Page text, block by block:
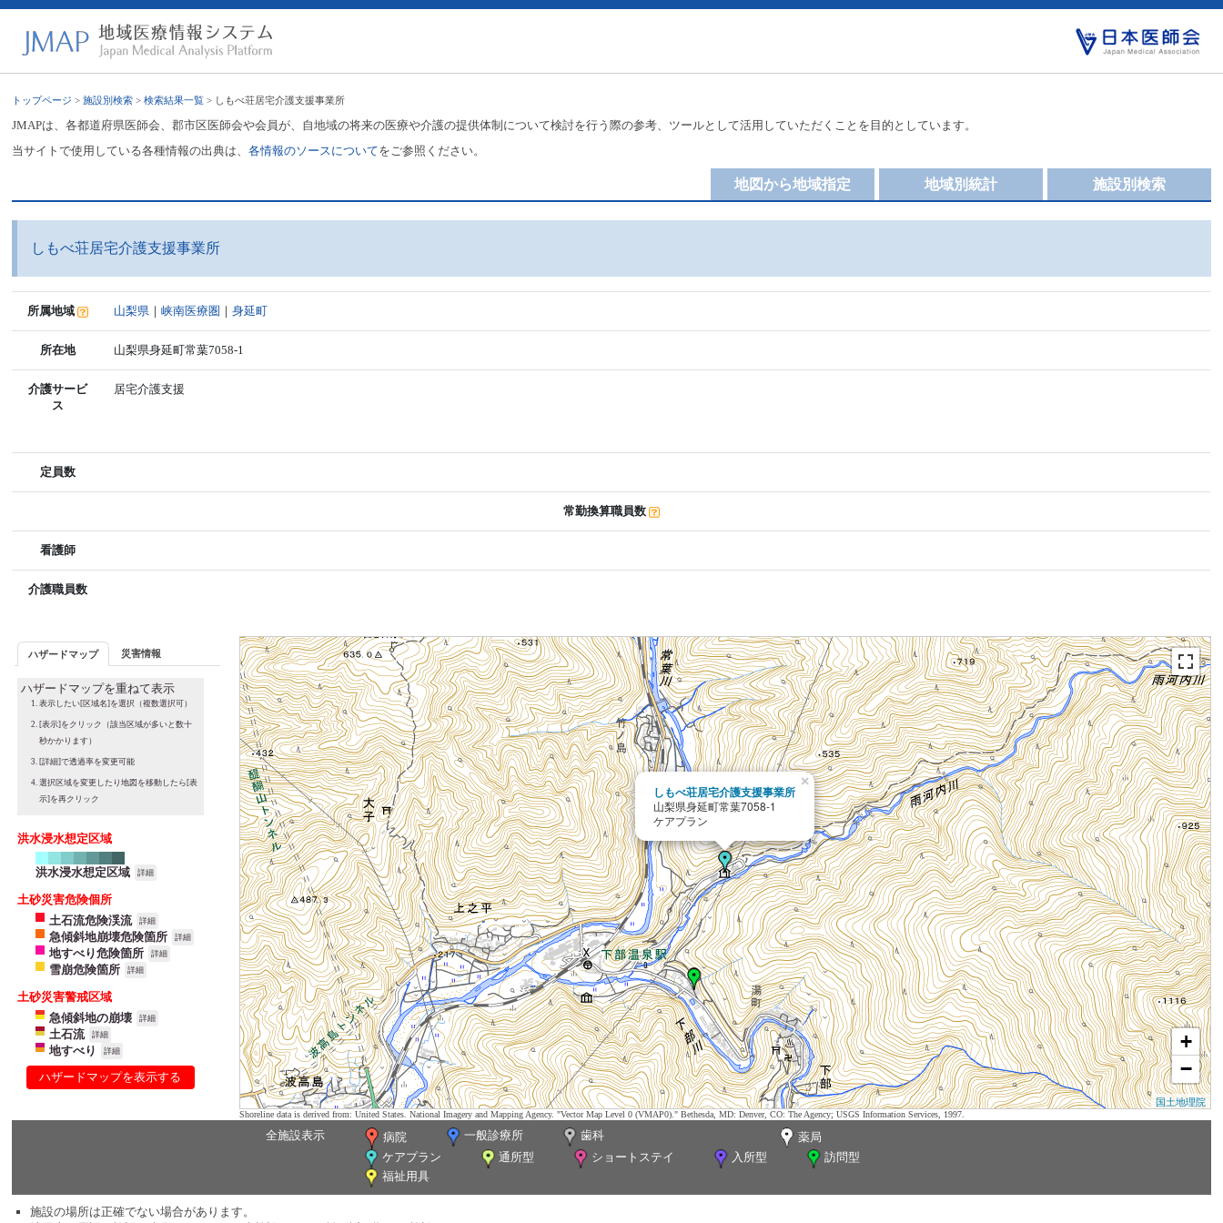
トップページ >施設別検索 >検索結果一覧 > しもべ荘居宅介護支援事業所
JMAPは、各都道府県医師会、郡市区医師会や会員が、自地域の将来の医療や介護の提供体制について検討を行う際の参考、ツールとして活用していただくことを目的としています。
当サイトで使用している各種情報の出典は、各情報のソースについてをご参照ください。
施設別検索
地域別統計
地図から地域指定
しもべ荘居宅介護支援事業所
所属地域 山梨県 ｜峡南医療圏 ｜身延町
所在地 山梨県身延町常葉7058-1
介護サービ
ス
居宅介護支援
定員数
常勤換算職員数
看護師
介護職員数
ハザードマップ 災害情報
ハザードマップを重ねて表示
表示したい[区域名]を選択（複数選択可）
[表示]をクリック（該当区域が多いと数十
秒かかります）
[詳細]で透過率を変更可能
選択区域を変更したり地図を移動したら[表
示]を再クリック
洪水浸水想定区域
洪水浸水想定区域 詳細
土砂災害危険個所
土石流危険渓流
詳細
急傾斜地崩壊危険箇所 詳細
地すべり危険箇所 詳細
雪崩危険箇所 詳細
土砂災害警戒区域
急傾斜地の崩壊
詳細
土石流 詳細
地すべり 詳細
ハザードマップを表示する
しもべ荘居宅介護支援事業所
山梨県身延町常葉7058-1
ケアプラン
×
+
−
国土地理院
Shoreline data is derived from: United States. National Imagery and Mapping Agency. "Vector Map Level 0 (VMAP0)." Bethesda, MD: Denver, CO: The Agency; USGS Information Services, 1997.
全施設表示 病院 一般診療所 歯科
薬局
ケアプラン
通所型 ショートステイ 入所型
訪問型
福祉用具
施設の場所は正確でない場合があります。